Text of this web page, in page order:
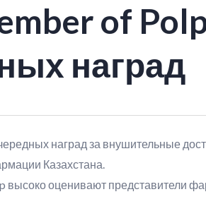
of
наград
наград за внушительные
Казахстана.
высоко оценивают представители